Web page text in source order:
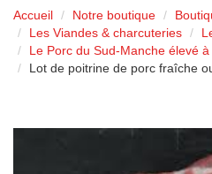
Accueil Notre boutique
Les Viandes & charcuteries
Le Porc du Sud-Manche élevé
Lot de poitrine de porc fraîche